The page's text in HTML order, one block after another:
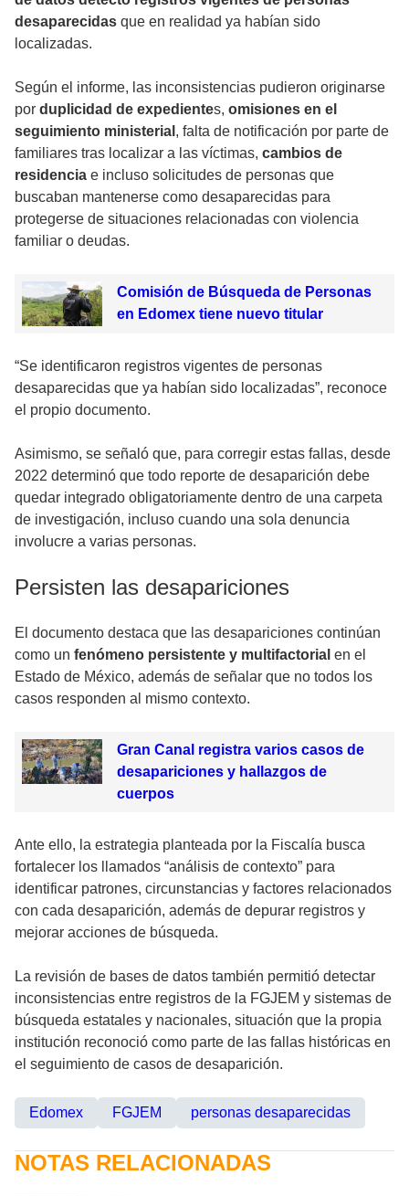
desaparecidas que en realidad ya habían sido
localizadas.
Según el informe, las inconsistencias pudieron originarse
por duplicidad de expedientes, omisiones en el
seguimiento ministerial , falta de notificación por parte de
familiares tras localizar a las víctimas, cambios de
residencia e incluso solicitudes de personas que
buscaban mantenerse como desaparecidas para
protegerse de situaciones relacionadas con violencia
familiar o deudas.
Comisión de Búsqueda de Personas
en Edomex tiene nuevo titular
“Se identificaron registros vigentes de personas
desaparecidas que ya habían sido localizadas”, reconoce
el propio documento.
Asimismo, se señaló que, para corregir estas fallas, desde
2022 determinó que todo reporte de desaparición debe
quedar integrado obligatoriamente dentro de una carpeta
de investigación, incluso cuando una sola denuncia
involucre a varias personas.
Persisten las desapariciones
El documento destaca que las desapariciones continúan
como un fenómeno persistente y multifactorial en el
Estado de México, además de señalar que no todos los
casos responden al mismo contexto.
Gran Canal registra varios casos de
desapariciones y hallazgos de
cuerpos
Ante ello, la estrategia planteada por la Fiscalía busca
fortalecer los llamados “análisis de contexto” para
identificar patrones, circunstancias y factores relacionados
con cada desaparición, además de depurar registros y
mejorar acciones de búsqueda.
La revisión de bases de datos también permitió detectar
inconsistencias entre registros de la FGJEM y sistemas de
búsqueda estatales y nacionales, situación que la propia
institución reconoció como parte de las fallas históricas en
el seguimiento de casos de desaparición.
Edomex FGJEM personas desaparecidas
NOTAS RELACIONADAS